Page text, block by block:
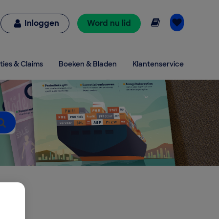
Inloggen Word nu lid Online lezen
& Claims Boeken & Bladen Klantenservice